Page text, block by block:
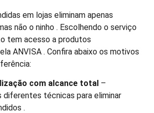
em lojas eliminam apenas
não o ninho . Escolhendo o serviço
tem acesso a produtos
ANVISA . Confira abaixo os motivos
com alcance total –
diferentes técnicas para eliminar
.